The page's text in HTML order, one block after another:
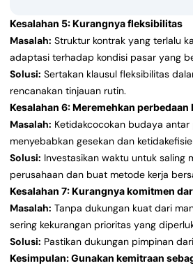
Kesalahan 5: Kurangnya fleksibilitas
Masalah: Struktur kontrak yang terlalu
adaptasi terhadap kondisi pasar yang
Solusi: Sertakan klausul fleksibilitas
rencanakan tinjauan rutin.
Kesalahan 6: Meremehkan perbedaan
Masalah: Ketidakcocokan budaya antar
menyebabkan gesekan dan
Solusi: Investasikan waktu untuk saling
perusahaan dan buat metode kerja
Kesalahan 7: Kurangnya komitmen
Masalah: Tanpa dukungan kuat dari
sering kekurangan prioritas yang
Solusi: Pastikan dukungan pimpinan
Kesimpulan: Gunakan kemitraan